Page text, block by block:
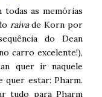
as memórias
raivade Korn por
do Dean
carro excelente!),
quer ir naquele
quer estar: Pharm.
tudo para Pharm